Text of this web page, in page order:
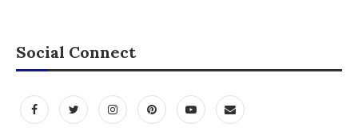
Social Connect